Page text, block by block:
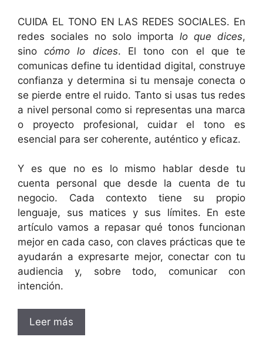
CUIDA EL TONO EN LAS REDES SOCIALES. En
redes sociales no solo importa lo que dices,
sinocómo lo dices. El tono con el que te
comunicas define tu identidad digital, construye
confianza y determina si tu mensaje conecta o
se pierde entre el ruido. Tanto si usas tus redes
a nivel personal como si representas una marca
o proyecto profesional, cuidar el tono es
esencial para ser coherente, auténtico y eficaz.
Y es que no es lo mismo hablar desde tu
cuenta personal que desde la cuenta de tu
negocio. Cada contexto tiene su propio
lenguaje, sus matices y sus límites. En este
artículo vamos a repasar qué tonos funcionan
mejor en cada caso, con claves prácticas que te
ayudarán a expresarte mejor, conectar con tu
audiencia y, sobre todo, comunicar con
intención.
Leer más